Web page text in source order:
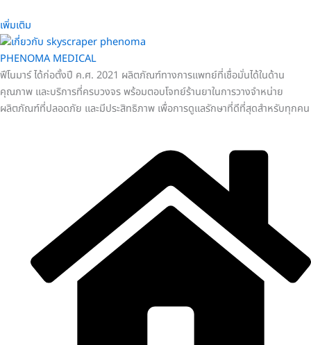
เพิ่มเติม
PHENOMA MEDICAL
ฟีโนมาร์ ได้ก่อตั้งปี ค.ศ. 2021 ผลิตภัณฑ์ทางการแพทย์ที่เชื่อมั่นได้ในด้าน
คุณภาพ และบริการที่ครบวงจร พร้อมตอบโจทย์ร้านยาในการวางจำหน่าย
ผลิตภัณฑ์ที่ปลอดภัย และมีประสิทธิภาพ เพื่อการดูแลรักษาที่ดีที่สุดสำหรับทุกคน